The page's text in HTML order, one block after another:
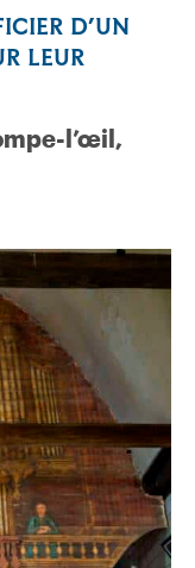
D’UN
LEUR
l’œil,